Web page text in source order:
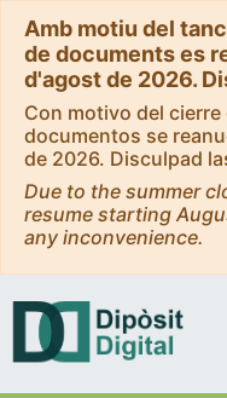
Amb motiu del
de documents es
d'agost de 2026.
Con motivo del
documentos se
de 2026. Disculpad
Due to the summer
resume starting
any inconvenience.